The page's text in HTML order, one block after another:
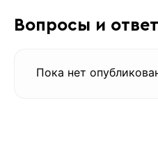
Вопросы и
Пока нет